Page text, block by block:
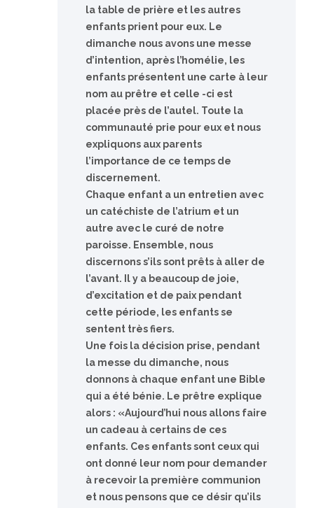
la table de prière et les autres
enfants prient pour eux. Le
dimanche nous avons une messe
d’intention, après l’homélie, les
enfants présentent une carte à leur
nom au prêtre et celle -ci est
placée près de l’autel. Toute la
communauté prie pour eux et nous
expliquons aux parents
l’importance de ce temps de
discernement.
Chaque enfant a un entretien avec
un catéchiste de l’atrium et un
autre avec le curé de notre
paroisse. Ensemble, nous
discernons s’ils sont prêts à aller de
l’avant. Il y a beaucoup de joie,
d’excitation et de paix pendant
cette période, les enfants se
sentent très fiers.
Une fois la décision prise, pendant
la messe du dimanche, nous
donnons à chaque enfant une Bible
qui a été bénie. Le prêtre explique
alors : «Aujourd’hui nous allons faire
un cadeau à certains de ces
enfants. Ces enfants sont ceux qui
ont donné leur nom pour demander
à recevoir la première communion
et nous pensons que ce désir qu’ils